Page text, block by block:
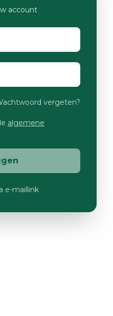
account
vergeten?
algemene
e-maillink